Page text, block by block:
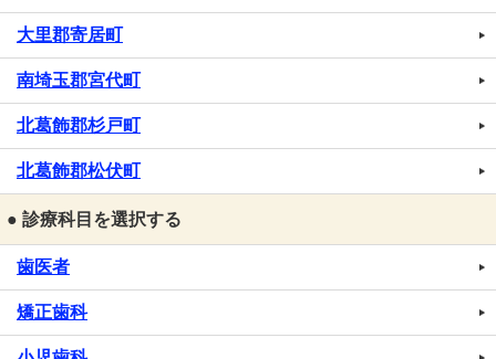
大里郡寄居町
南埼玉郡宮代町
北葛飾郡杉戸町
北葛飾郡松伏町
● 診療科目を選択する
歯医者
矯正歯科